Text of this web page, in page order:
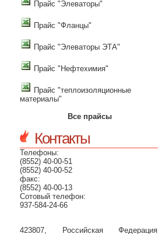
Прайс "Элеваторы"
Прайс "Фланцы"
Прайс "Элеваторы ЭТА"
Прайс "Нефтехимия"
Прайс "теплоизоляционные
материалы"
Все прайсы
Контакты
Телефоны:
(8552) 40-00-51
(8552) 40-00-52
факс:
(8552) 40-00-13
Сотовый телефон:
937-584-24-66
423807, Российская Федерация,